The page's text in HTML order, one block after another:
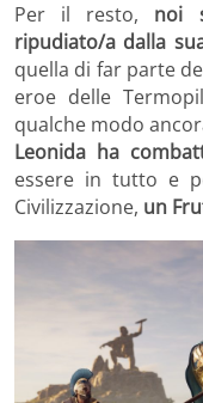
Per il resto, noi
ripudiato/a dalla
quella di far parte
eroe delle
qualche modo
Leonida ha
essere in tutto e
Civilizzazione, un